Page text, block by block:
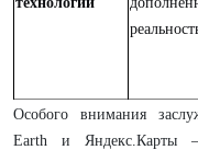
Особого внимания
Earth и Яндекс.Карты